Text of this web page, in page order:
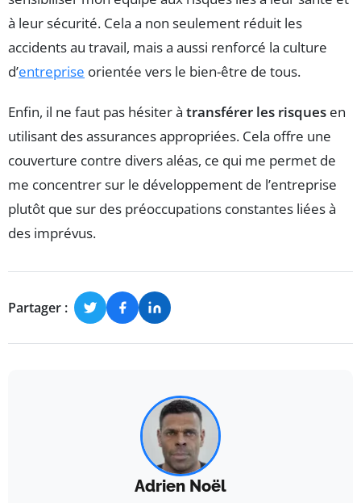
à leur sécurité. Cela a non seulement réduit les
accidents au travail, mais a aussi renforcé la culture
d’entreprise orientée vers le bien-être de tous.
Enfin, il ne faut pas hésiter à transférer les risques en
utilisant des assurances appropriées. Cela offre une
couverture contre divers aléas, ce qui me permet de
me concentrer sur le développement de l’entreprise
plutôt que sur des préoccupations constantes liées à
des imprévus.
Partager :
Adrien Noël